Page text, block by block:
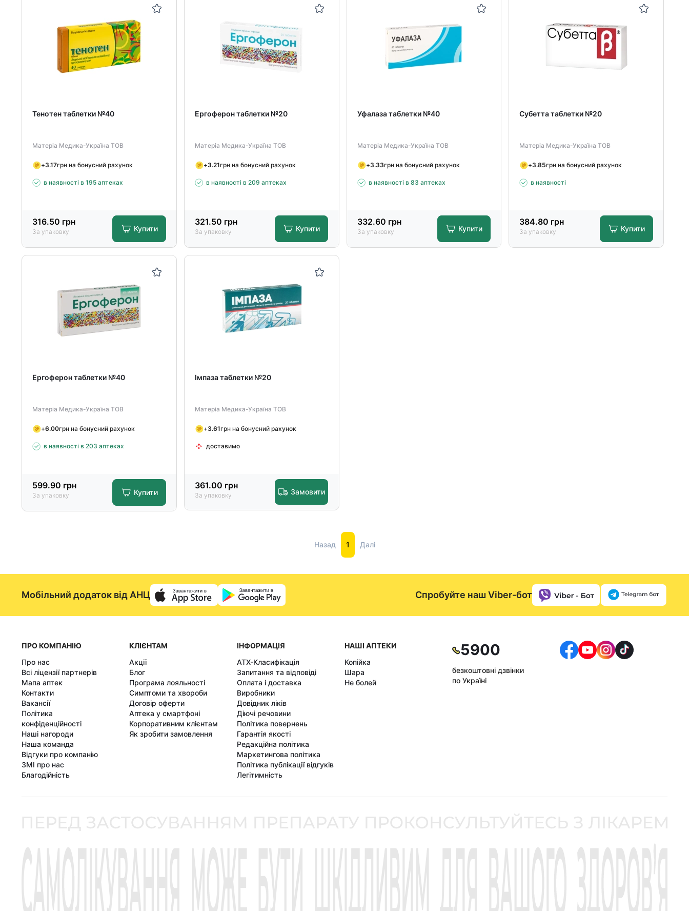
Тенотен таблетки №40
Матеріа Медика-Україна ТОВ
+3.17грн на бонусний рахунок
в наявності в 195 аптеках
316.50 грн
За упаковку Купити
Ергоферон таблетки №20
Матеріа Медика-Україна ТОВ
+3.21грн на бонусний рахунок
в наявності в 209 аптеках
321.50 грн
За упаковку Купити
Уфалаза таблетки №40
Матеріа Медика-Україна ТОВ
+3.33грн на бонусний рахунок
в наявності в 83 аптеках
332.60 грн
За упаковку Купити
Субетта таблетки №20
Матеріа Медика-Україна ТОВ
+3.85грн на бонусний рахунок
в наявності
384.80 грн
За упаковку Купити
Ергоферон таблетки №40
Матеріа Медика-Україна ТОВ
+6.00грн на бонусний рахунок
в наявності в 203 аптеках
599.90 грн
За упаковку Купити
Імпаза таблетки №20
Матеріа Медика-Україна ТОВ
+3.61грн на бонусний рахунок
доставимо
361.00 грн
За упаковку Замовити
Назад 1 Далі
Мобільний додаток від АНЦ Спробуйте наш Viber-бот
ПРО КОМПАНІЮ
Про нас
Всі ліцензії партнерів
Мапа аптек
Контакти
Вакансії
Політика
конфіденційності
Наші нагороди
Наша команда
Відгуки про компанію
ЗМІ про нас
Благодійність
КЛІЄНТАМ
Акції
Блог
Програма лояльності
Симптоми та хвороби
Договір оферти
Аптека у смартфоні
Корпоративним клієнтам
Як зробити замовлення
ІНФОРМАЦІЯ
АТХ-Класифікація
Запитання та відповіді
Оплата і доставка
Виробники
Довідник ліків
Діючі речовини
Політика повернень
Гарантія якості
Редакційна політика
Маркетингова політика
Політика публікації відгуків
Легітимність
НАШІ АПТЕКИ
Копійка
Шара
Не болей
5900
безкоштовні дзвінки
по Україні